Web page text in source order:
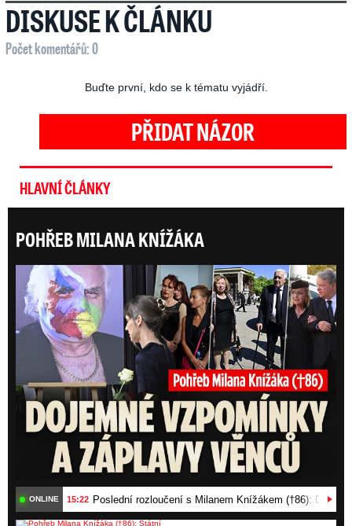
DISKUSE K ČLÁNKU
Počet komentářů: 0
Buďte první, kdo se k tématu vyjádří.
PŘIDAT NÁZOR
HLAVNÍ ČLÁNKY
POHŘEB MILANA KNÍŽÁKA
ONLINE 15:22 Poslední rozloučení s Milanem Knížákem (†86):